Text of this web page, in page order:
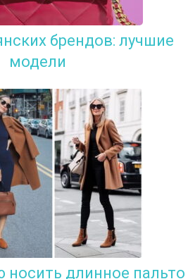
брендов: лучшие
модели
носить длинное пальто